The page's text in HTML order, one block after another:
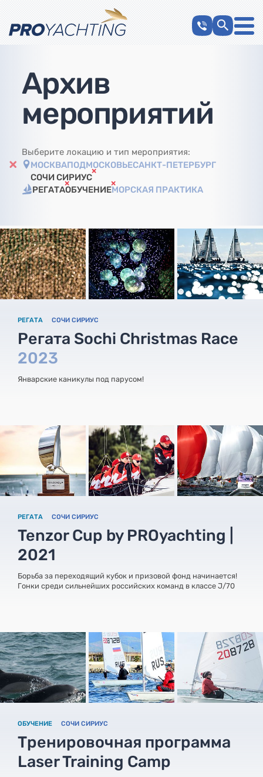
Архив
мероприятий
Выберите локацию и тип мероприятия:
МОСКВАПОДМОСКОВЬЕСАНКТ-ПЕТЕРБУРГ
СОЧИ СИРИУС
РЕГАТАОБУЧЕНИЕМОРСКАЯ ПРАКТИКА
РЕГАТА СОЧИ СИРИУС
Регата Sochi Christmas Race
2023
Январские каникулы под парусом!
РЕГАТА СОЧИ СИРИУС
Tenzor Cup by PROyachting |
2021
Борьба за переходящий кубок и призовой фонд начинается!
Гонки среди сильнейших российских команд в классе J/70
ОБУЧЕНИЕ СОЧИ СИРИУС
Тренировочная программа
Laser Training Camp